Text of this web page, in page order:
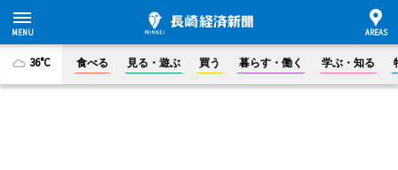
36°C 食べる 見る・遊ぶ 買う 暮らす・働く 学ぶ・知る